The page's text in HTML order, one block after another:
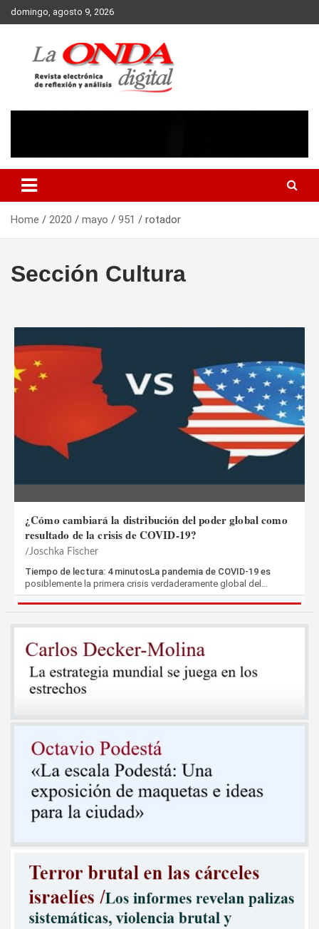
Skip
to
domingo, agosto 9, 2026
Home 2020 mayo 951 rotador
¿Cómo cambiará la distribución del poder global como
resultado de la crisis de COVID-19?
Joschka Fischer
Tiempo de lectura: 4 minutosLa pandemia de COVID-19 es
posiblemente la primera crisis verdaderamente global del…